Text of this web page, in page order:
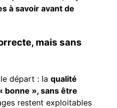
à savoir avant de
mais sans
départ : la qualité
bonne », sans être
restent exploitables